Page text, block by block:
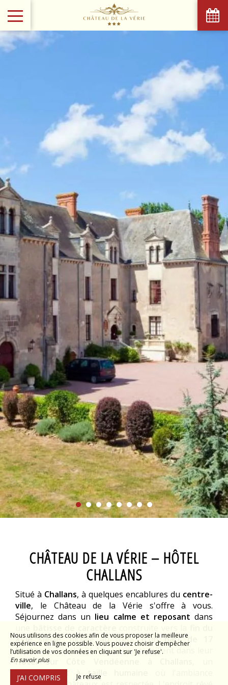
CHÂTEAU DE LA VÉRIE – HÔTEL
CHALLANS
Situé à Challans, à quelques encablures du centre-
ville, le Château de la Vérie s'offre à vous.
Séjournez dans un lieu calme et reposant dans
XVIe siècle, nichée au cœur d'unparc de 17
hectares. Nienke et Arie vous accueillent dans leur
Hôtel sur Côte Vendéenne à Challans
établissement à taille humaine
Nous utilisons des cookies afin de vous proposer la meilleure
expérience en ligne possible. Vous pouvez choisir d’empêcher
l’utilisation de vos données en cliquant sur 'Je refuse'.
En savoir plus
J’AI COMPRIS Je refuse